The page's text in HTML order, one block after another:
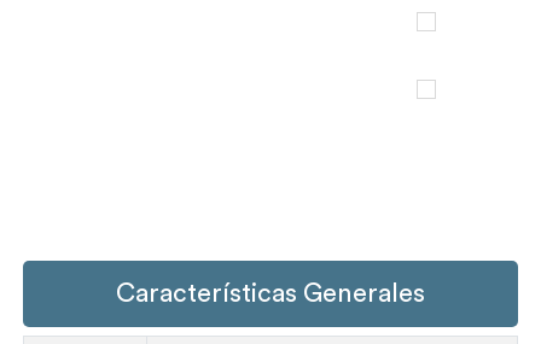
Características Generales